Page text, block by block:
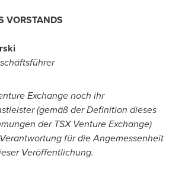
VORSTANDS
Exchange noch ihr
(gemäß derDefinition dieses
der TSX Venture Exchange)
für die Angemessenheit
Veröffentlichung.